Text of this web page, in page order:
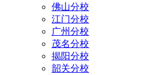
佛山分校
江门分校
广州分校
茂名分校
揭阳分校
韶关分校